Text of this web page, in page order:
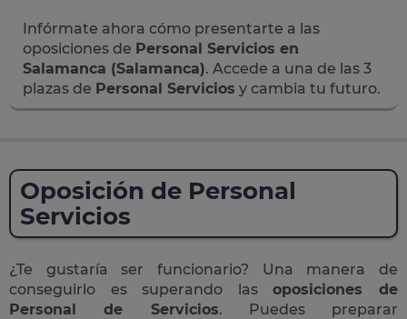
Infórmate ahora cómo presentarte a las
oposiciones de Personal Servicios en
Salamanca (Salamanca). Accede a una de las 3
plazas de Personal Servicios y cambia tu futuro.
Oposición de Personal
Servicios
¿Te gustaría ser funcionario? Una manera de
conseguirlo es superando lasoposiciones de
Personal de Servicios. Puedes preparar